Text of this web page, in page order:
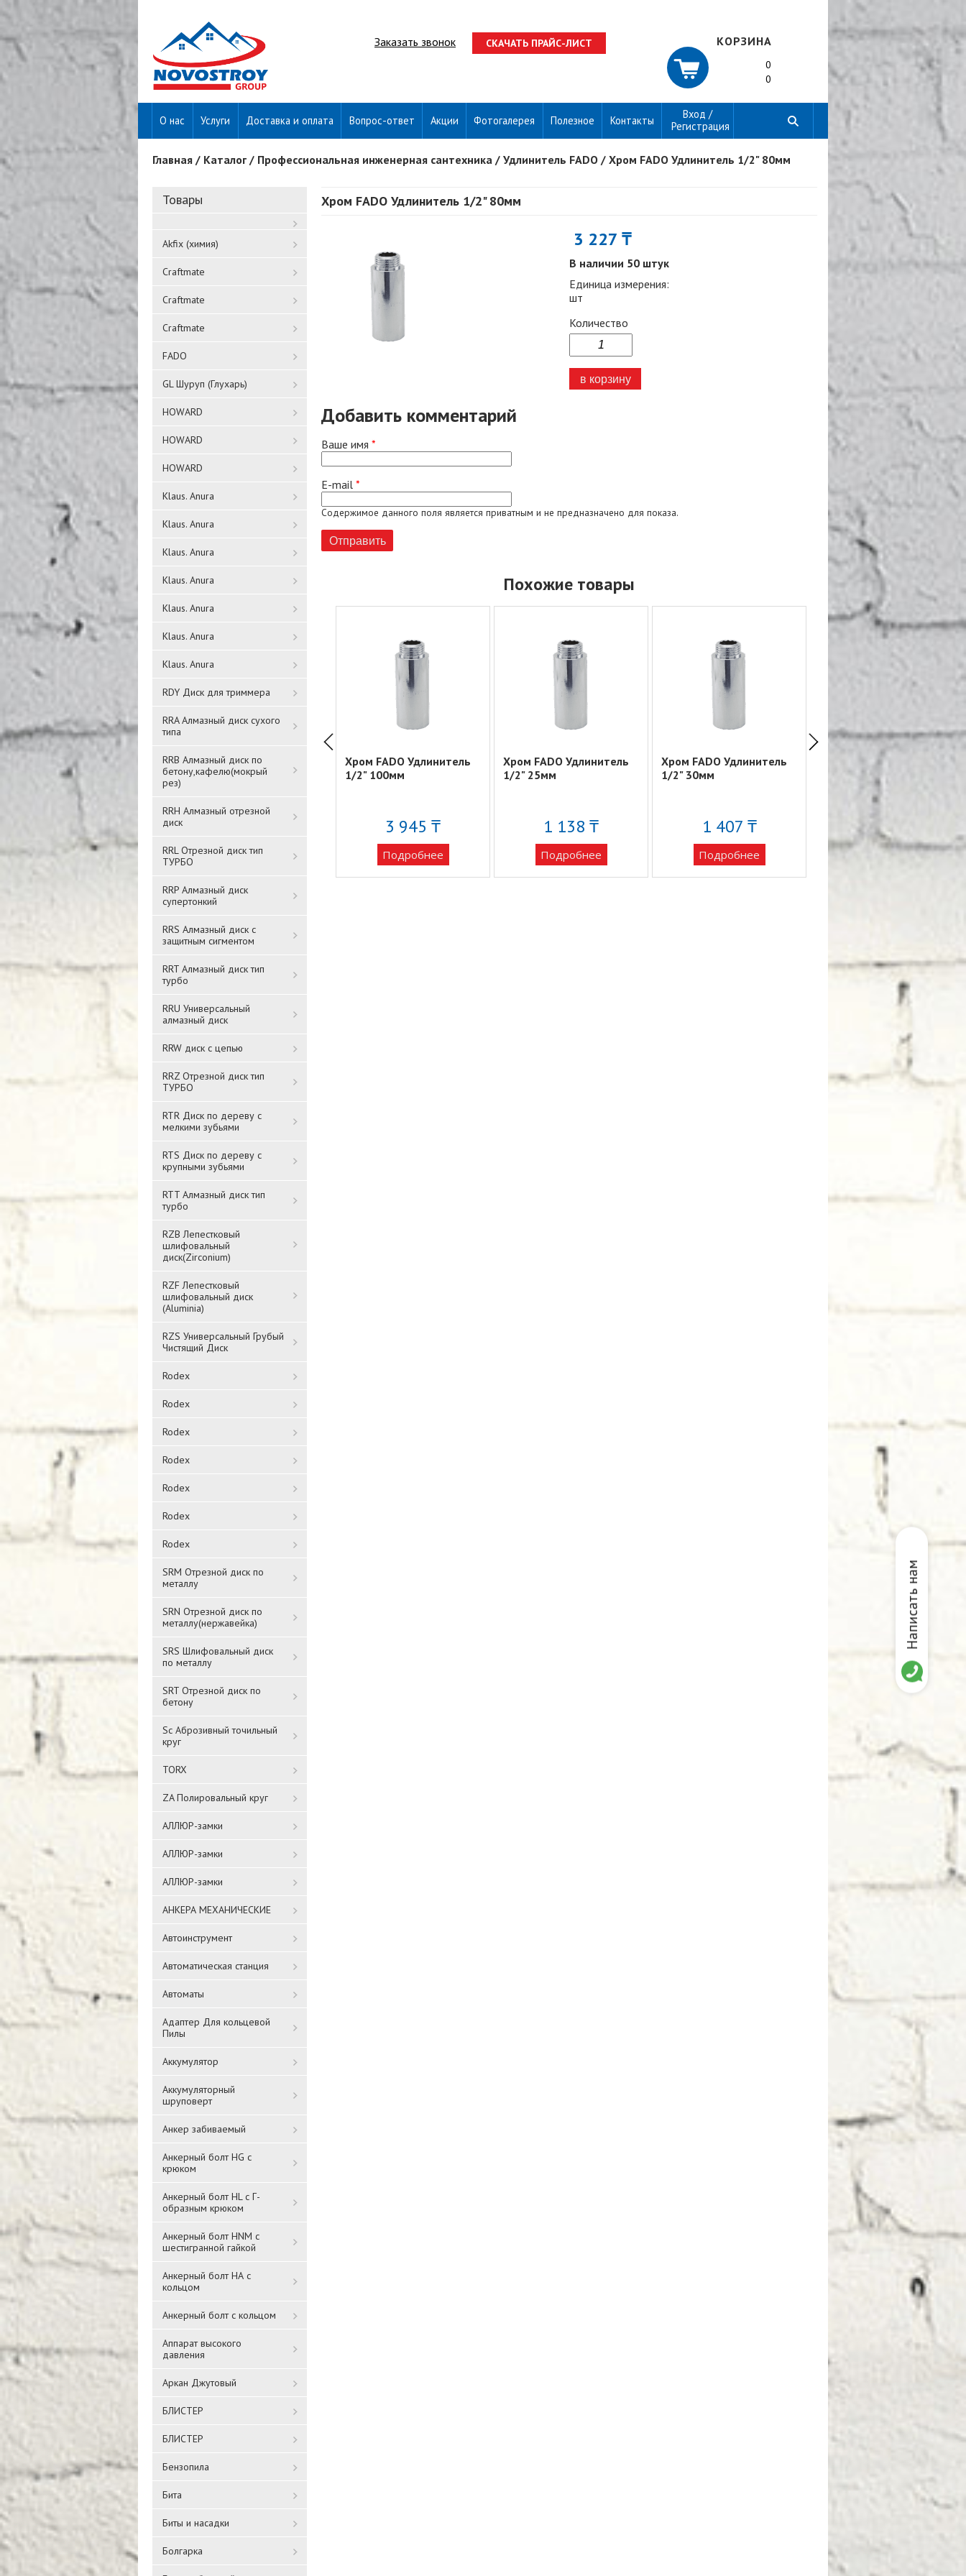
Заказать звонок СКАЧАТЬ ПРАЙС-ЛИСТ КОРЗИНА
0
0
О нас Услуги Доставка и оплата Вопрос-ответ Акции Фотогалерея Полезное Контакты
Вход /
Регистрация
Вы здесь
Главная / Каталог / Профессиональная инженерная сантехника / Удлинитель FADO / Хром FADO Удлинитель 1/2" 80мм
Товары
Akfix (химия)
Craftmate
Craftmate
Craftmate
FADO
GL Шуруп (Глухарь)
HOWARD
HOWARD
HOWARD
Klaus. Anura
Klaus. Anura
Klaus. Anura
Klaus. Anura
Klaus. Anura
Klaus. Anura
Klaus. Anura
RDY Диск для триммера
RRA Алмазный диск сухого
типа
RRB Алмазный диск по
бетону,кафелю(мокрый
рез)
RRH Алмазный отрезной
диск
RRL Отрезной диск тип
ТУРБО
RRP Алмазный диск
супертонкий
RRS Алмазный диск с
защитным сигментом
RRT Алмазный диск тип
турбо
RRU Универсальный
алмазный диск
RRW диск с цепью
RRZ Отрезной диск тип
ТУРБО
RTR Диск по дереву с
мелкими зубьями
RTS Диск по дереву с
крупными зубьями
RTT Алмазный диск тип
турбо
RZB Лепестковый
шлифовальный
диск(Zirconium)
RZF Лепестковый
шлифовальный диск
(Aluminia)
RZS Универсальный Грубый
Чистящий Диск
Rodex
Rodex
Rodex
Rodex
Rodex
Rodex
Rodex
SRM Отрезной диск по
металлу
SRN Отрезной диск по
металлу(нержавейка)
SRS Шлифовальный диск
по металлу
SRT Отрезной диск по
бетону
Sc Аброзивный точильный
круг
TORX
ZA Полировальный круг
АЛЛЮР-замки
АЛЛЮР-замки
АЛЛЮР-замки
АНКЕРА МЕХАНИЧЕСКИЕ
Автоинструмент
Автоматическая станция
Автоматы
Адаптер Для кольцевой
Пилы
Аккумулятор
Аккумуляторный
шруповерт
Анкер забиваемый
Анкерный болт HG с
крюком
Анкерный болт HL с Г-
образным крюком
Анкерный болт HNM с
шестигранной гайкой
Анкерный болт НА с
кольцом
Анкерный болт с кольцом
Аппарат высокого
давления
Аркан Джутовый
БЛИСТЕР
БЛИСТЕР
Бензопила
Бита
Биты и насадки
Болгарка
Хром FADO Удлинитель 1/2" 80мм
3 227 ₸
В наличии 50 штук
Единица измерения:
шт
Количество
Добавить комментарий
Ваше имя *
E-mail *
Содержимое данного поля является приватным и не предназначено для показа.
Похожие товары
Хром FADO Удлинитель
1/2" 20мм
979 ₸
Подробнее
Хром FADO Удлинитель
1/2" 40мм
Подробнее
Хром FADO Удлинитель
1/2" 100мм
3 945 ₸
Подробнее
Хром FADO Удлинитель
1/2" 25мм
1 138 ₸
Подробнее
Хром FADO Удлинитель
1/2" 30мм
1 407 ₸
Подробнее
Хром FADO Удлинитель
1/2" 50мм
2 430 ₸
Подробнее
Написать нам